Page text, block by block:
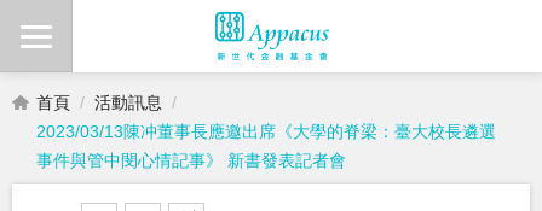
首頁
活動訊息
2023/03/13陳冲董事長應邀出席《大學的脊梁：臺大校長遴選
事件與管中閔心情記事》 新書發表記者會